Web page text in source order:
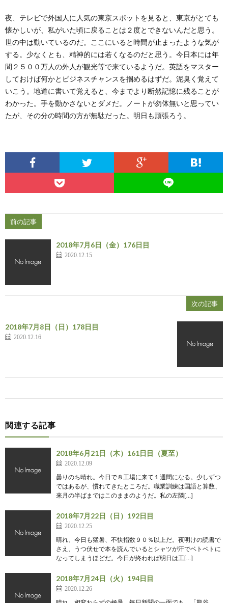
夜、テレビで外国人に人気の東京スポットを見ると、東京がとても
懐かしいが、私がいた頃に戻ることは２度とできないんだと思う。
世の中は動いているのだ。ここにいると時間が止まったような気が
する。少なくとも、精神的には若くなるのだと思う。今日本には年
間２５００万人の外人が観光等で来ているようだ。英語をマスター
しておけば何かとビジネスチャンスを掴めるはずだ。泥臭く覚えて
いこう。地道に書いて覚えると、今までより断然記憶に残ることが
わかった。手を動かさないとダメだ。ノートが勿体無いと思ってい
たが、その分の時間の方が無駄だった。明日も頑張ろう。
前の記事
2018年7月6日（金）176日目
2020.12.15
次の記事
2018年7月8日（日）178日目
2020.12.16
関連する記事
2018年6月21日（木）161日目（夏至）
2020.12.09
曇りのち晴れ。今日で８工場に来て１週間になる。少しずつ
ではあるが、慣れてきたところだ。職業訓練は国語と算数、
来月の半ばまではこのままのようだ。私の左隣[…]
2018年7月22日（日）192日目
2020.12.25
晴れ、今日も猛暑、不快指数９０％以上だ。夜明けの読書で
さえ、うつ伏せで本を読んでいるとシャツが汗でベトベトに
なってしまうほどだ。今日が終われば明日は工[…]
2018年7月24日（火）194日目
2020.12.26